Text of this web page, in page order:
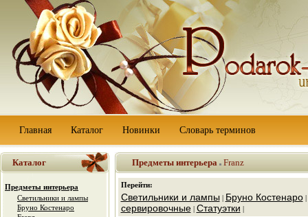
Главная Каталог Новинки Словарь терминов
Каталог
Предметы интерьера
Светильники и лампы
Бруно Костенаро
Предметы интерьера Franz
Перейти:
Светильники и лампы | Бруно Костенаро|
сервировочные| Статуэтки |